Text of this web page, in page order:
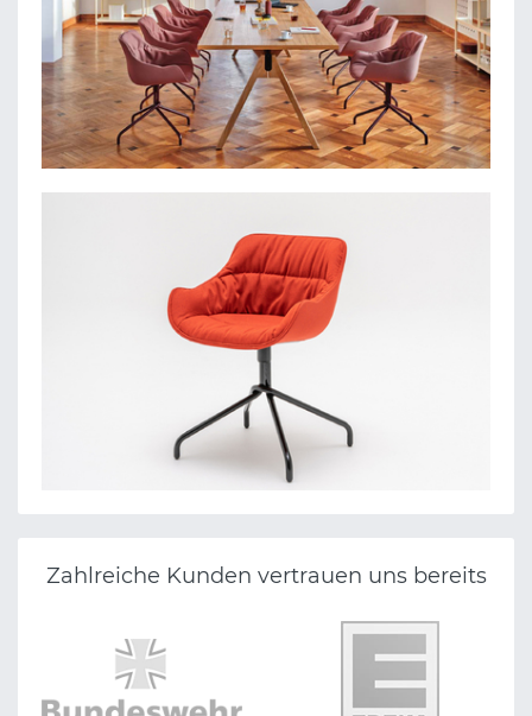
Zahlreiche Kunden vertrauen uns bereits